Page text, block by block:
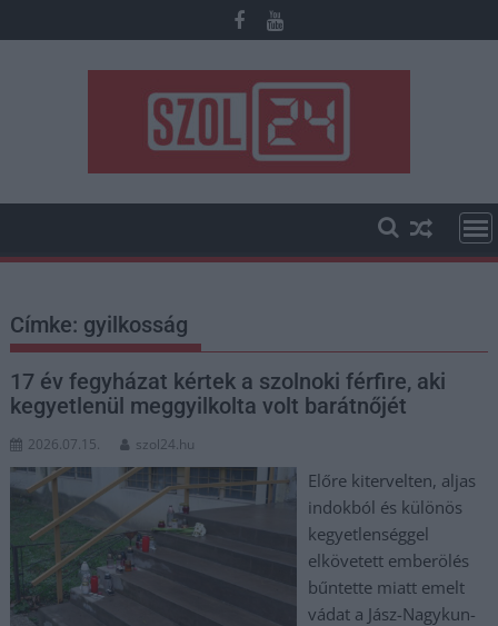
to
Címke: gyilkosság
17 év fegyházat kértek a szolnoki férfire, aki
kegyetlenül meggyilkolta volt barátnőjét
2026.07.15. szol24.hu
Előre kitervelten, aljas
indokból és különös
kegyetlenséggel
elkövetett emberölés
bűntette miatt emelt
vádat a Jász-Nagykun-